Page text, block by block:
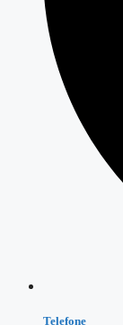
Telefone